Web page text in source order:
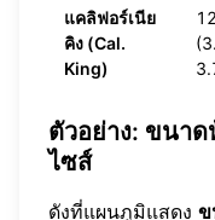
แคลิฟอร์เนีย
คิง (Cal.
King)
ตัวอย่าง: ขนา
ไซส์
ดังที่แผนภูมิแสดง ข